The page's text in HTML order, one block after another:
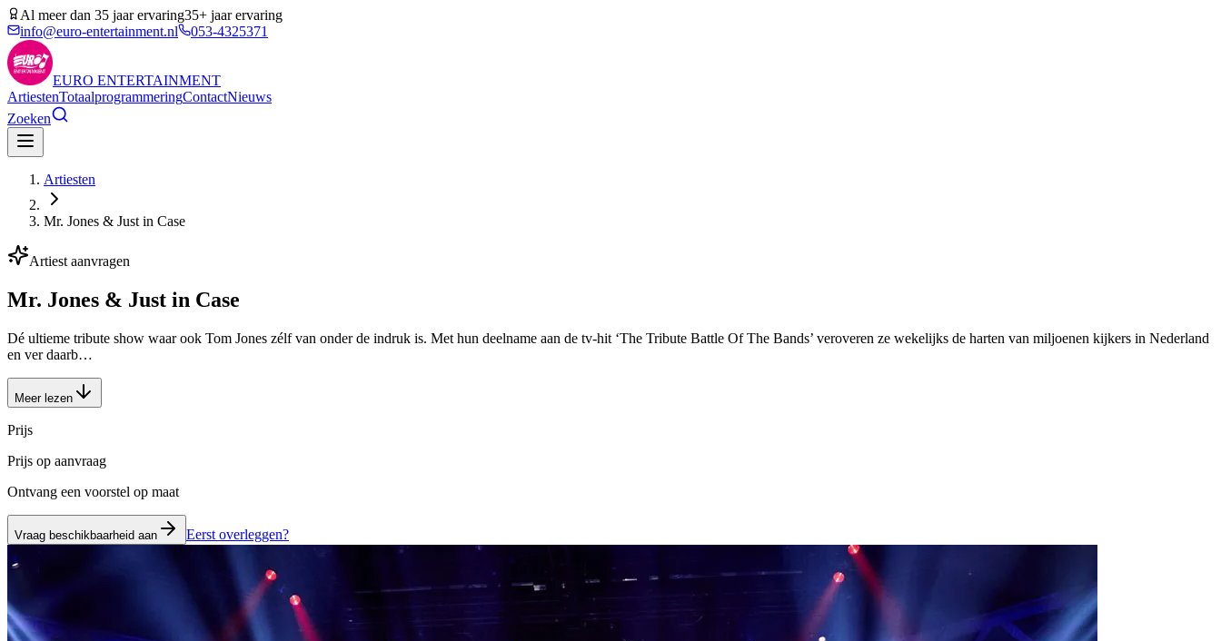
Al meer dan 35 jaar ervaring35+ jaar ervaring
info@euro-entertainment.nl
053-4325371
EURO ENTERTAINMENT
ArtiestenTotaalprogrammeringContactNieuws
Zoeken
Artiesten
Mr. Jones & Just in Case
Artiest aanvragen
Mr. Jones & Just in Case
Dé ultieme tribute show waar ook Tom Jones zélf van onder de indruk is. Met hun deelname aan de tv-hit ‘The Tribute Battle Of The Bands’ veroveren ze wekelijks de harten van miljoenen kijkers in Nederland
en ver daarb…
Meer lezen
Prijs
Prijs op aanvraag
Ontvang een voorstel op maat
Vraag beschikbaarheid aan Eerst overleggen?